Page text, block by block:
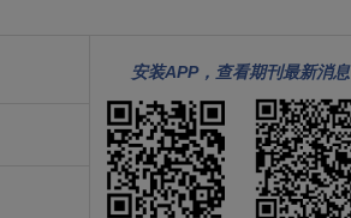
安装APP，查看期刊最新消息